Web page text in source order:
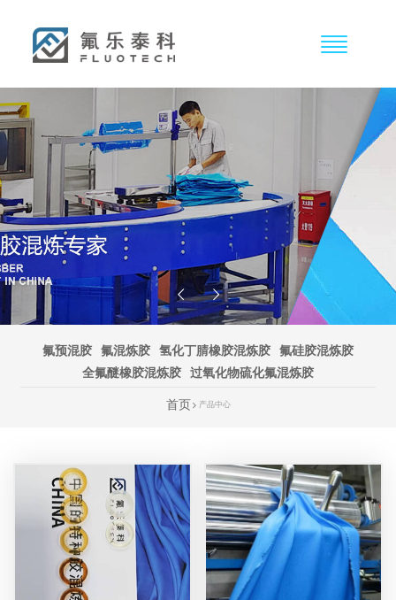
氟预混胶 氟混炼胶 氢化丁腈橡胶混炼胶 氟硅胶混炼胶
全氟醚橡胶混炼胶 过氧化物硫化氟混炼胶
首页
产品中心